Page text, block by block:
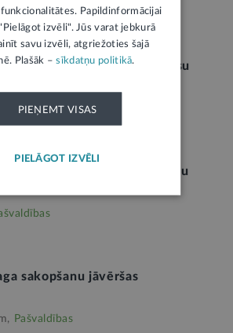
zemes atsavināšanas procesu
īres līgumu ar speciālistu
tiesisko attiecību laiku
sakopšanu jāvēršas
Pašvaldības
Papildinformācijai
izvēli". Jūs varat jebkurā
savu izvēli, atgriežoties šajā
Plašāk –sīkdatņu politikā.
PIEŅEMT VISAS
PIELĀGOT IZVĒLI